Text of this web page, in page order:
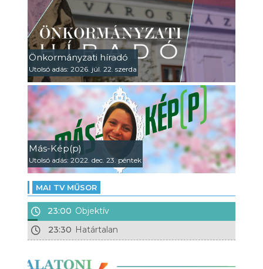
Önkormányzati híradó
Utolsó adás: 2026. júl. 22. szerda
Más-Kép(p)
Utolsó adás: 2022. dec. 23. péntek
MAI TV MŰSOR
23:00 Objektív
23:30 Határtalan